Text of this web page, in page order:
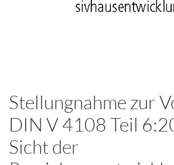
Stellungnahme zur
DIN V 4108 Teil
Sicht der